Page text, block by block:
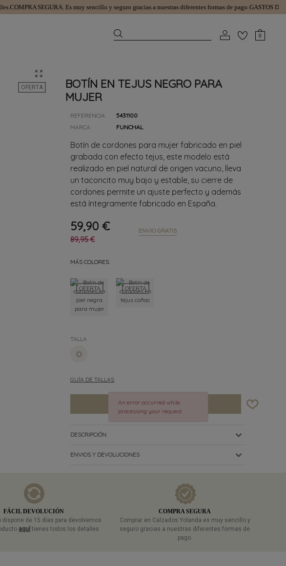
SEGURA.Es muy sencillo y seguro gracias a nuestras diferentes formas de pago.GASTOS DE
0
OFERTA
BOTÍN EN TEJUS NEGRO PARA
MUJER
REFERENCIA:
5431100
MARCA
FUNCHAL
Botín de cordones para mujer fabricado en piel
grabada con efecto tejus, este modelo está
realizado en piel natural de origen vacuno, lleva
un taconcito muy bajo y estable, su cierre de
cordones permite un ajuste perfecto y además
está íntegramente fabricado en España.
59,90 €
89,95 €
ENVIO GRATIS
MÁS COLORES:
OFERTA OFERTA
TALLA
37
GUÍA DE TALLAS
An error occurred while
processing your request
AÑADIR A LA BOLSA
DESCRIPCIÓN
ENVIOS Y DEVOLUCIONES
FÁCIL DEVOLUCIÓN
dispone de 15 días para devolvernos
aquí tienes todos los detalles.
COMPRA SEGURA
Comprar en Calzados Yolanda es muy sencillo y
seguro gracias a nuestras diferentes formas de
pago.